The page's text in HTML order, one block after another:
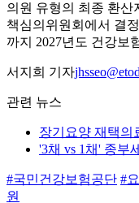
의원 유형의 최종 환산
책심의위원회에서 결
까지 2027년도 건강보
서지희 기자
관련 뉴스
장기요양 재택의
'3채 vs 1채' 종부
#국민건강보험공단 #
원